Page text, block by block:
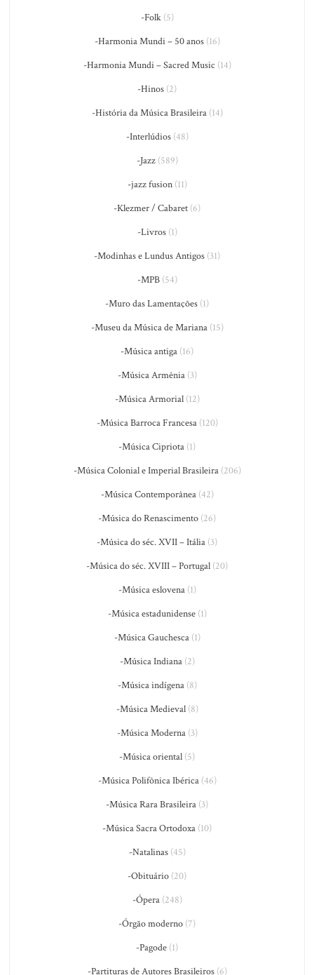
-Folk(5)
-Harmonia Mundi – 50 anos(16)
-Harmonia Mundi – Sacred Music (14)
-Hinos (2)
-História da Música Brasileira(14)
-Interlúdios(48)
-Jazz(589)
-jazz fusion(11)
-Klezmer / Cabaret (6)
-Livros(1)
-Modinhas e Lundus Antigos (31)
-MPB(54)
-Muro das Lamentações (1)
-Museu da Música de Mariana(15)
-Música antiga (16)
-Música Armênia(3)
-Música Armorial(12)
-Música Barroca Francesa(120)
-Música Cipriota (1)
-Música Colonial e Imperial Brasileira(206)
-Música Contemporânea(42)
-Música do Renascimento (26)
-Música do séc. XVII – Itália (3)
-Música do séc. XVIII – Portugal (20)
-Música eslovena(1)
-Música estadunidense(1)
-Música Gauchesca(1)
-Música Indiana(2)
-Música indígena(8)
-Música Medieval(8)
-Música Moderna(3)
-Música oriental (5)
-Música Polifônica Ibérica(46)
-Música Rara Brasileira (3)
-Música Sacra Ortodoxa (10)
-Natalinas(45)
-Obituário (20)
-Ópera(248)
-Órgão moderno (7)
-Pagode (1)
-Partituras de Autores Brasileiros(6)